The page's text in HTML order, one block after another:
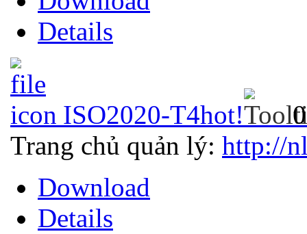
Details
ISO2020-T4hot!
Trang chủ quản lý: http://
Download
Details